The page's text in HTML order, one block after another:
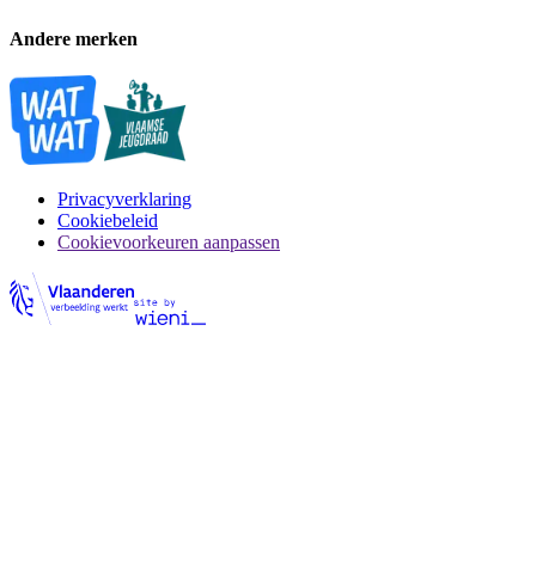
Andere merken
Privacyverklaring
Cookiebeleid
Cookievoorkeuren aanpassen